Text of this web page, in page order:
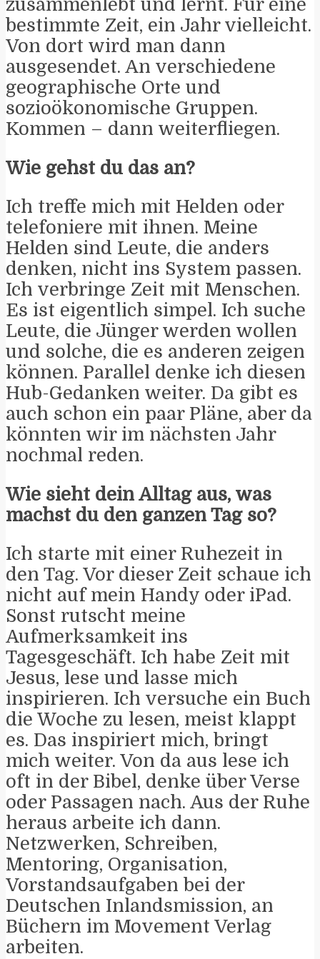
zusammenlebt und lernt. Für eine
bestimmte Zeit, ein Jahr vielleicht.
Von dort wird man dann
ausgesendet. An verschiedene
geographische Orte und
sozioökonomische Gruppen.
Kommen – dann weiterfliegen.
Wie gehst du das an?
Ich treffe mich mit Helden oder
telefoniere mit ihnen. Meine
Helden sind Leute, die anders
denken, nicht ins System passen.
Ich verbringe Zeit mit Menschen.
Es ist eigentlich simpel. Ich suche
Leute, die Jünger werden wollen
und solche, die es anderen zeigen
können. Parallel denke ich diesen
Hub-Gedanken weiter. Da gibt es
auch schon ein paar Pläne, aber da
könnten wir im nächsten Jahr
nochmal reden.
Wie sieht dein Alltag aus, was
machst du den ganzen Tag so?
Ich starte mit einer Ruhezeit in
den Tag. Vor dieser Zeit schaue ich
nicht auf mein Handy oder iPad.
Sonst rutscht meine
Aufmerksamkeit ins
Tagesgeschäft. Ich habe Zeit mit
Jesus, lese und lasse mich
inspirieren. Ich versuche ein Buch
die Woche zu lesen, meist klappt
es. Das inspiriert mich, bringt
mich weiter. Von da aus lese ich
oft in der Bibel, denke über Verse
oder Passagen nach. Aus der Ruhe
heraus arbeite ich dann.
Netzwerken, Schreiben,
Mentoring, Organisation,
Vorstandsaufgaben bei der
Deutschen Inlandsmission, an
Büchern im Movement Verlag
arbeiten.